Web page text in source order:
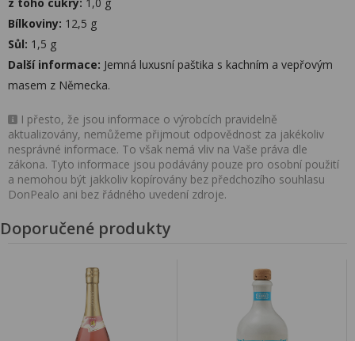
Bílkoviny: 12,5 g
Sůl: 1,5 g
Další informace: Jemná luxusní paštika s kachním a vepřovým
masem z Německa.
I přesto, že jsou informace o výrobcích pravidelně
aktualizovány, nemůžeme přijmout odpovědnost za jakékoliv
nesprávné informace. To však nemá vliv na Vaše práva dle
zákona. Tyto informace jsou podávány pouze pro osobní použití
a nemohou být jakkoliv kopírovány bez předchozího souhlasu
DonPealo ani bez řádného uvedení zdroje.
Doporučené produkty